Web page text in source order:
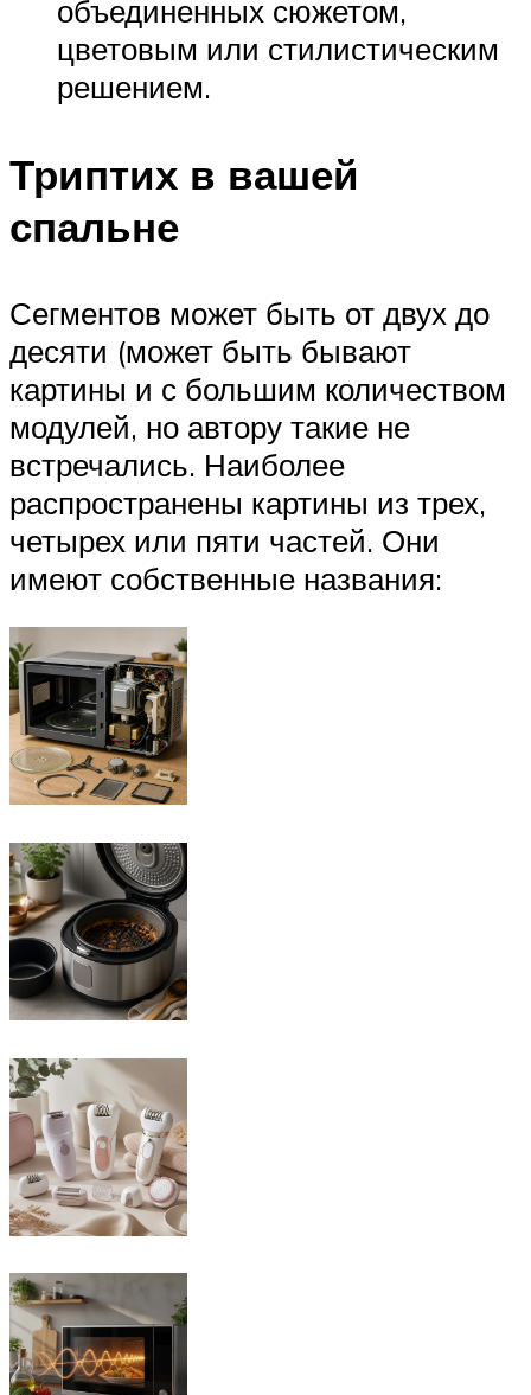
объединенных сюжетом,
цветовым или стилистическим
решением.
Триптих в вашей
спальне
Сегментов может быть от двух до
десяти (может быть бывают
картины и с большим количеством
модулей, но автору такие не
встречались. Наиболее
распространены картины из трех,
четырех или пяти частей. Они
имеют собственные названия: